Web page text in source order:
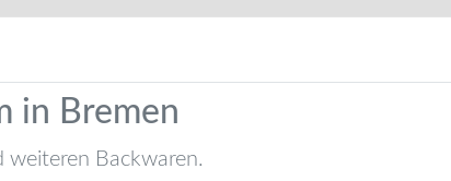
in Bremen
Backwaren.